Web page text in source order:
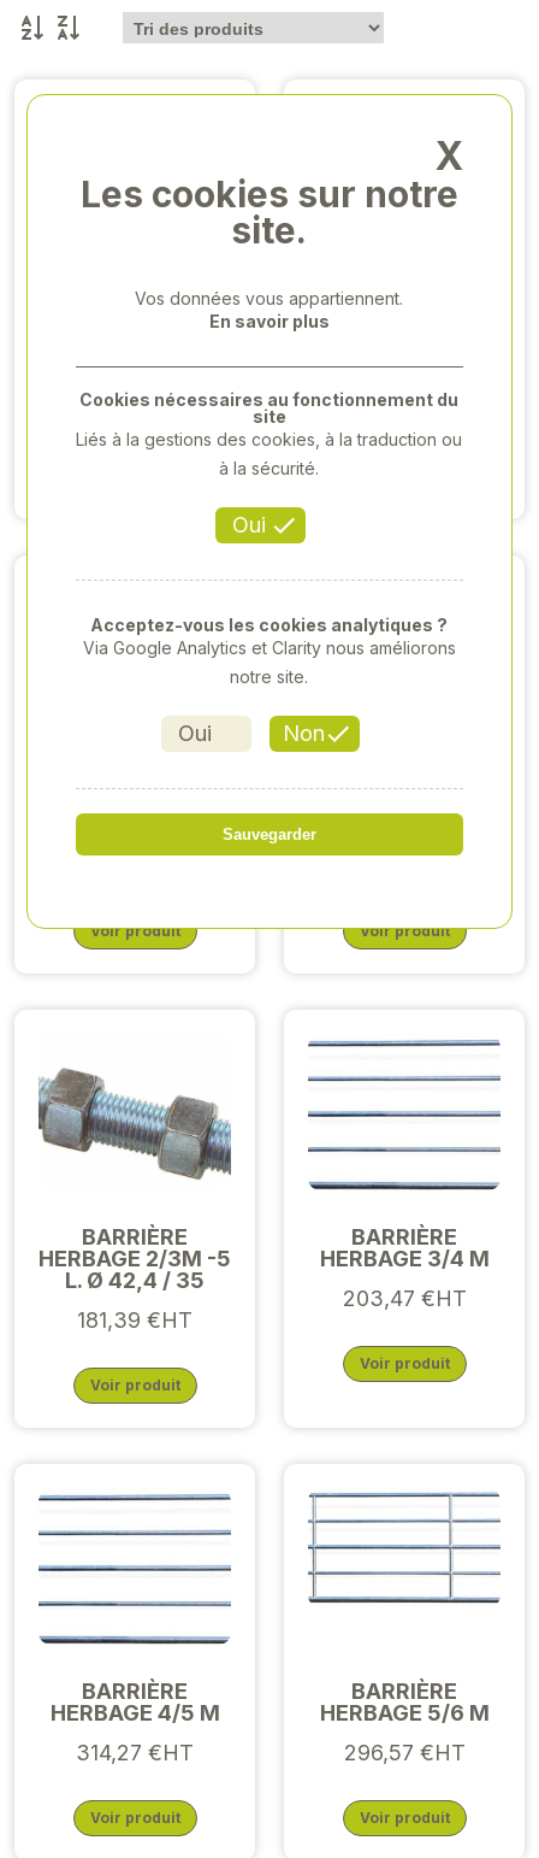
BANDAGE À
10,08 €HT
Voir produit
BANDES
VETTAPE
24,99 €HT
POUDRE
POT DE 1KG
Voir produit
BARRIÈRE
2 LISSES Ø 76 MM
Voir produit
BARRIÈRE
HERBAGE 2/3M -5
L. Ø 42,4 / 35
181,39 €HT
Voir produit
BARRIÈRE
HERBAGE 3/4 M
203,47 €HT
Voir produit
BARRIÈRE
HERBAGE 4/5 M
314,27 €HT
Voir produit
BARRIÈRE
HERBAGE 5/6 M
296,57 €HT
Voir produit
X
Les cookies sur notre
site.
Vos données vous appartiennent.
En savoir plus
Oui
Cookies nécessaires au fonctionnement du
site
Liés à la gestions des cookies, à la traduction ou
à la sécurité.
Oui Non
Acceptez-vous les cookies analytiques ?
Via Google Analytics et Clarity nous améliorons
notre site.
Sauvegarder